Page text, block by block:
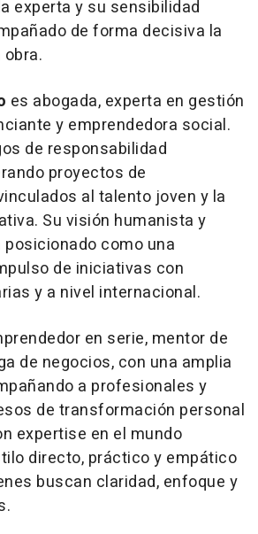
experta y su sensibilidad
de forma decisiva la
es abogada, experta en gestión
y emprendedora social.
de responsabilidad
proyectos de
al talento joven y la
Su visión humanista y
como una
de iniciativas con
y a nivel internacional.
en serie, mentor de
de negocios, con una amplia
a profesionales y
de transformación personal
expertise en el mundo
directo, práctico y empático
buscan claridad, enfoque y